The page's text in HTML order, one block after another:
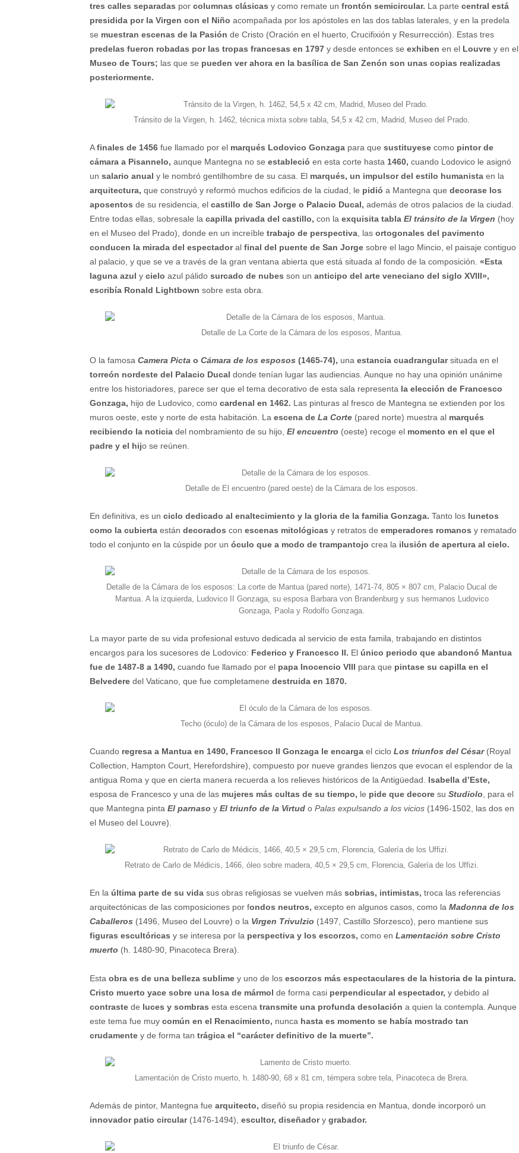
tres calles separadas por columnas clásicas y como remate un frontón semicircular. La parte central está
presidida por la Virgen con el Niño acompañada por los apóstoles en las dos tablas laterales, y en la predela
se muestran escenas de la Pasión de Cristo (Oración en el huerto, Crucifixión y Resurrección). Estas tres
predelas fueron robadas por las tropas francesas en 1797 y desde entonces se exhiben en el Louvre y en el
Museo de Tours; las que se pueden ver ahora en la basílica de San Zenón son unas copias realizadas
posteriormente.
Tránsito de la Virgen, h. 1462, técnica mixta sobre tabla, 54,5 x 42 cm, Madrid, Museo del Prado.
Afinales de 1456 fue llamado por el marqués Lodovico Gonzaga para que sustituyese como pintor de
cámara a Pisannelo, aunque Mantegna no se estableció en esta corte hasta 1460, cuando Lodovico le asignó
un salario anual y le nombró gentilhombre de su casa. El marqués, un impulsor del estilo humanista en la
arquitectura, que construyó y reformó muchos edificios de la ciudad, le pidió a Mantegna que decorase los
aposentos de su residencia, el castillo de San Jorge o Palacio Ducal, además de otros palacios de la ciudad.
Entre todas ellas, sobresale la capilla privada del castillo, con la exquisita tabla El tránsito de la Virgen (hoy
en el Museo del Prado), donde en un increíble trabajo de perspectiva , las ortogonales del pavimento
conducen la mirada del espectadoral final del puente de San Jorge sobre el lago Mincio, el paisaje contiguo
al palacio, y que se ve a través de la gran ventana abierta que está situada al fondo de la composición. «Esta
laguna azul y cielo azul pálido surcado de nubes son un anticipo del arte veneciano del siglo XVIII»,
escribía Ronald Lightbown sobre esta obra.
Detalle de La Corte de la Cámara de los esposos, Mantua.
O la famosa Camera Picta o Cámara de los esposos (1465-74), una estancia cuadrangularsituada en el
torreón nordeste del Palacio Ducal donde tenían lugar las audiencias. Aunque no hay una opinión unánime
entre los historiadores, parece ser que el tema decorativo de esta sala representa la elección de Francesco
Gonzaga, hijo de Ludovico, como cardenal en 1462. Las pinturas al fresco de Mantegna se extienden por los
muros oeste, este y norte de esta habitación. La escena de La Corte (pared norte) muestra al marqués
recibiendo la noticia del nombramiento de su hijo, El encuentro (oeste) recoge el momento en el que el
padre y el hijo se reúnen.
Detalle de El encuentro (pared oeste) de la Cámara de los esposos.
En definitiva, es un ciclo dedicado al enaltecimiento y la gloria de la familia Gonzaga. Tanto los lunetos
como la cubierta están decorados con escenas mitológicas y retratos de emperadores romanos y rematado
todo el conjunto en la cúspide por un óculo que a modo de trampantojo crea la ilusión de apertura al cielo.
Detalle de la Cámara de los esposos: La corte de Mantua (pared norte), 1471-74, 805 × 807 cm, Palacio Ducal de
Mantua. A la izquierda, Ludovico II Gonzaga, su esposa Barbara von Brandenburg y sus hermanos Ludovico
Gonzaga, Paola y Rodolfo Gonzaga.
La mayor parte de su vida profesional estuvo dedicada al servicio de esta famila, trabajando en distintos
encargos para los sucesores de Lodovico: Federico y Francesco II. El único periodo que abandonó Mantua
fue de 1487-8 a 1490, cuando fue llamado por el papa Inocencio VIII para que pintase su capilla en el
Belvedere del Vaticano, que fue completamene destruida en 1870.
Techo (óculo) de la Cámara de los esposos, Palacio Ducal de Mantua.
Cuando regresa a Mantua en 1490, Francesco II Gonzaga le encarga el ciclo Los triunfos del César (Royal
Collection, Hampton Court, Herefordshire), compuesto por nueve grandes lienzos que evocan el esplendor de la
antigua Roma y que en cierta manera recuerda a los relieves históricos de la Antigüedad. Isabella d’Este,
esposa de Francesco y una de las mujeres más cultas de su tiempo, le pide que decore su Studiolo , para el
que Mantegna pinta El parnaso y El triunfo de la Virtud o Palas expulsando a los vicios (1496-1502, las dos en
el Museo del Louvre).
Retrato de Carlo de Médicis, 1466, óleo sobre madera, 40,5 × 29,5 cm, Florencia, Galería de los Uffizi.
En la última parte de su vida sus obras religiosas se vuelven más sobrias, intimistas, troca las referencias
arquitectónicas de las composiciones por fondos neutros, excepto en algunos casos, como la Madonna de los
Caballeros (1496, Museo del Louvre) o la Virgen Trivulzio (1497, Castillo Sforzesco), pero mantiene sus
figuras escultóricas y se interesa por la perspectiva y los escorzos, como en Lamentación sobre Cristo
muerto (h. 1480-90, Pinacoteca Brera).
Esta obra es de una belleza sublime y uno de los escorzos más espectaculares de la historia de la pintura.
Cristo muerto yace sobre una losa de mármol de forma casi perpendicular al espectador, y debido al
contraste de luces y sombras esta escena transmite una profunda desolación a quien la contempla. Aunque
este tema fue muy común en el Renacimiento, nunca hasta es momento se había mostrado tan
crudamente y de forma tan trágica el “carácter definitivo de la muerte”.
Lamentación de Cristo muerto, h. 1480-90, 68 x 81 cm, témpera sobre tela, Pinacoteca de Brera.
Además de pintor, Mantegna fue arquitecto, diseñó su propia residencia en Mantua, donde incorporó un
innovador patio circular(1476-1494), escultor, diseñadory grabador.